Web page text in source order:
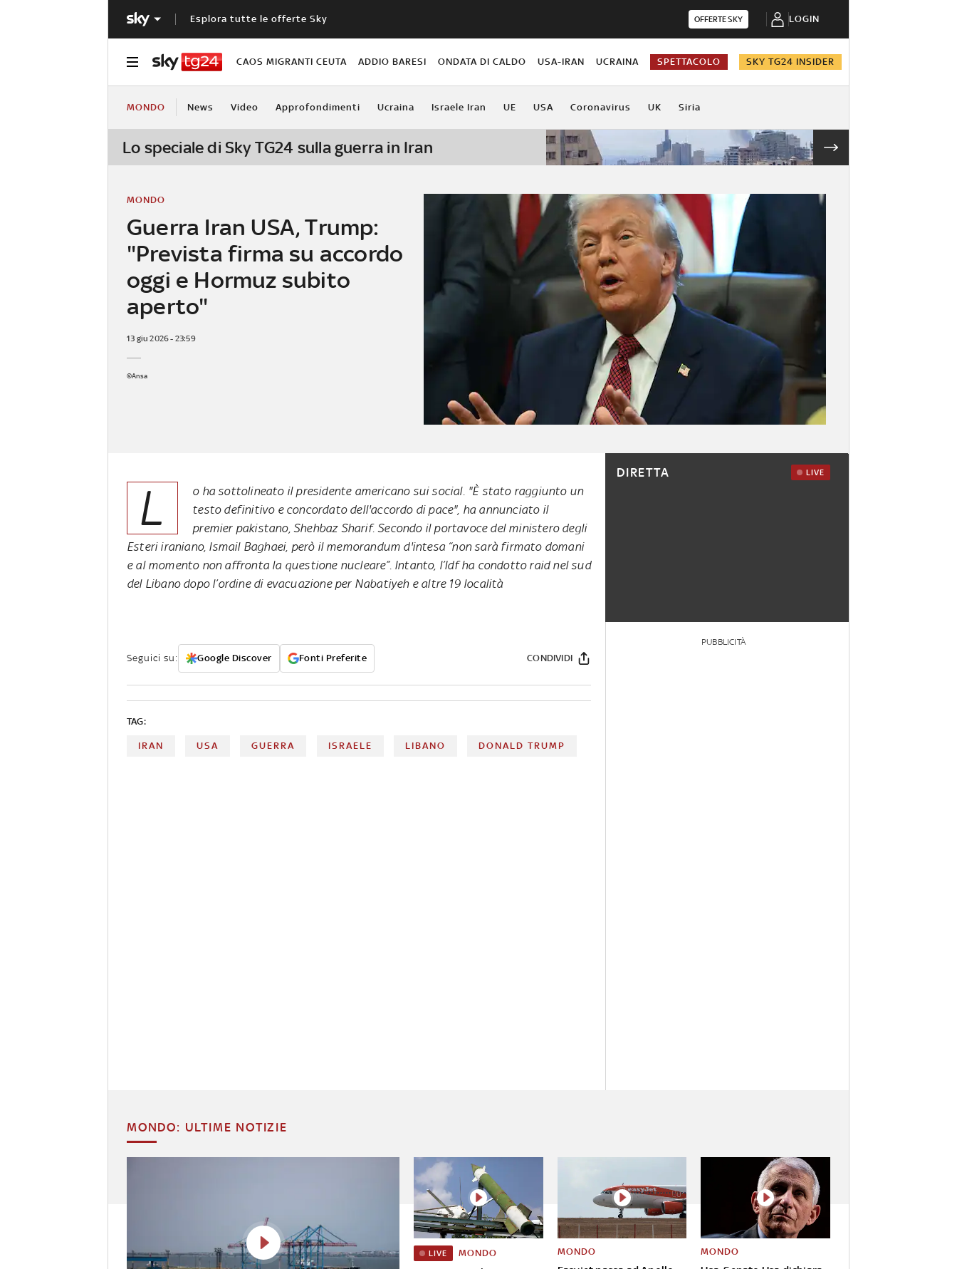
Esplora tutte le offerte Sky OFFERTE SKY LOGIN
CAOS MIGRANTI CEUTA ADDIO BARESI ONDATA DI CALDO USA-IRAN UCRAINA SPETTACOLO SKY TG24 INSIDER
MONDO News Video Approfondimenti Ucraina Israele Iran UE USA Coronavirus UK Siria
Lo speciale di Sky TG24 sulla guerra in Iran
Guerra Iran USA, Trump:
"Prevista firma su accordo
oggi e Hormuz subito
aperto"
MONDO
13 giu 2026 - 23:59
©Ansa
L
o ha sottolineato il presidente americano sui social. "È stato raggiunto un
testo definitivo e concordato dell'accordo di pace", ha annunciato il
premier pakistano, Shehbaz Sharif. Secondo il portavoce del ministero degli
Esteri iraniano, Ismail Baghaei, però il memorandum d'intesa “non sarà firmato domani
e al momento non affronta la questione nucleare”. Intanto, l’Idf ha condotto raid nel sud
del Libano dopo l’ordine di evacuazione per Nabatiyeh e altre 19 località
Seguici su: Google Discover Fonti Preferite CONDIVIDI
TAG:
IRAN USA GUERRA ISRAELE LIBANO DONALD TRUMP
DIRETTA LIVE
PUBBLICITÀ
MONDO: ULTIME NOTIZIE
LIVE MONDO MONDO MONDO